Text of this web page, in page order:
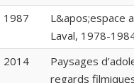
1987
L&apos;espace
Laval, 1978-
2014
Paysages
regards